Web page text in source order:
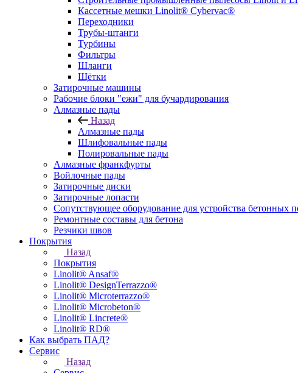
Кассетные мешки Linolit® Cybervac®
Переходники
Трубы-штанги
Турбины
Фильтры
Шланги
Щётки
Затирочные машины
Рабочие блоки "ежи" для бучардирования
Алмазные пады
Назад
Алмазные пады
Шлифовальные пады
Полировальные пады
Алмазные франкфурты
Войлочные пады
Затирочные диски
Затирочные лопасти
Сопутствующее оборудование для устройства бетонных
Ремонтные составы для бетона
Резчики швов
Покрытия
Назад
Покрытия
Linolit® Ansaf®
Linolit® DesignTerrazzo®
Linolit® Microterrazzo®
Linolit® Microbeton®
Linolit® Lincrete®
Linolit® RD®
Как выбрать ПАД?
Сервис
Назад